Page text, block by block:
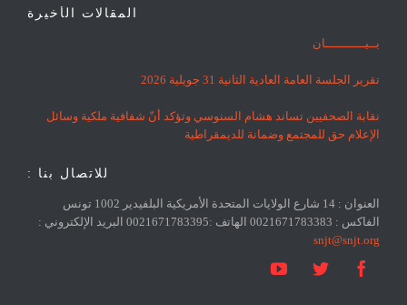
المقالات الأخيرة
بــيـــــــــــان
تقرير الجلسة العامة العادية الثانية 31 جويلية 2026
نقابة الصحفيين تساند هشام السنوسي وتؤكد أنّ شفافية ملكية وسائل
الإعلام حق للمجتمع وضمانة للديمقراطية
للاتصال بنا :
العنوان : 14 شارع الولايات المتحدة الأمريكية البلفيدير 1002 تونس
الفاكس : 0021671783383 الهاتف :0021671783395 البريد الإلكتروني :
snjt@snjt.org


